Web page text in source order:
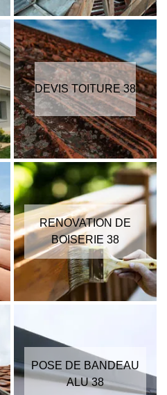
DEVIS TOITURE 38
RENOVATION DE
BOISERIE 38
POSE DE BANDEAU
ALU 38